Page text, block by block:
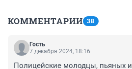
КОММЕНТАРИИ 38
Гость
7 декабря 2024, 18:16
Полицейские молодцы, пьяных